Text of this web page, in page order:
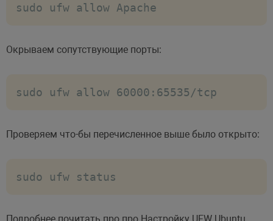
sudo ufw allow Apache
Окрываем сопутствующие порты:
sudo ufw allow 60000:65535/tcp
Проверяем что-бы перечисленное выше было открыто:
sudo ufw status
Подробнее почитать про про Настройку UFW Ubuntu